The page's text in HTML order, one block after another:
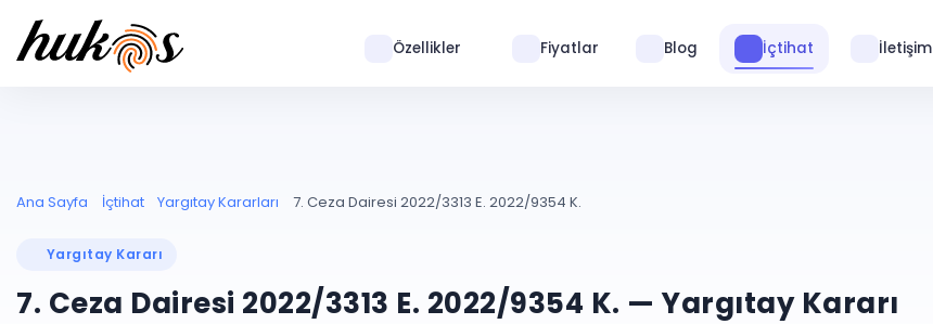
Özellikler Fiyatlar Blog İçtihat İletişim
Ana Sayfa İçtihat Yargıtay Kararları 7. Ceza Dairesi 2022/3313 E. 2022/9354 K.
Yargıtay Kararı
7. Ceza Dairesi 2022/3313 E. 2022/9354 K. — Yargıtay Kararı